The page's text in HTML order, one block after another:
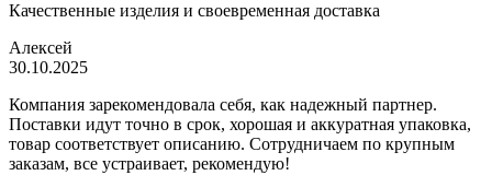
Качественные изделия и своевременная доставка
Алексей
30.10.2025
Компания зарекомендовала себя, как надежный партнер.
Поставки идут точно в срок, хорошая и аккуратная упаковка,
товар соответствует описанию. Сотрудничаем по крупным
заказам, все устраивает, рекомендую!